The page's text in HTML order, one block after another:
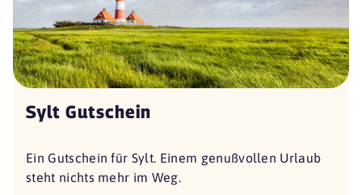
Sylt Gutschein
Ein Gutschein für Sylt. Einem genußvollen Urlaub
steht nichts mehr im Weg.